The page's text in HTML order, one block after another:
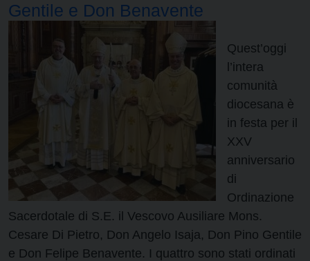
Gentile e Don Benavente
Quest’oggi
l’intera
comunità
diocesana è
in festa per il
XXV
anniversario
di
Ordinazione
Sacerdotale di S.E. il Vescovo Ausiliare Mons.
Cesare Di Pietro, Don Angelo Isaja, Don Pino Gentile
e Don Felipe Benavente. I quattro sono stati ordinati